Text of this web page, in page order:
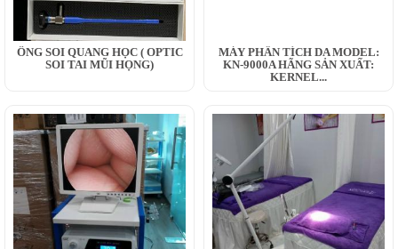
ỐNG SOI QUANG HỌC ( OPTIC
SOI TAI MŨI HỌNG)
MÁY PHÂN TÍCH DA MODEL:
KN-9000A HÃNG SẢN XUẤT:
KERNEL...